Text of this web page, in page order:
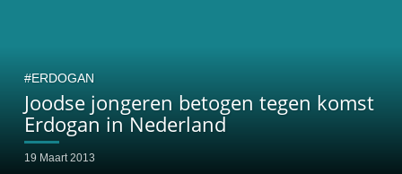
Joodse jongeren betogen tegen komst
Erdogan in Nederland
19 Maart 2013
ERDOGAN